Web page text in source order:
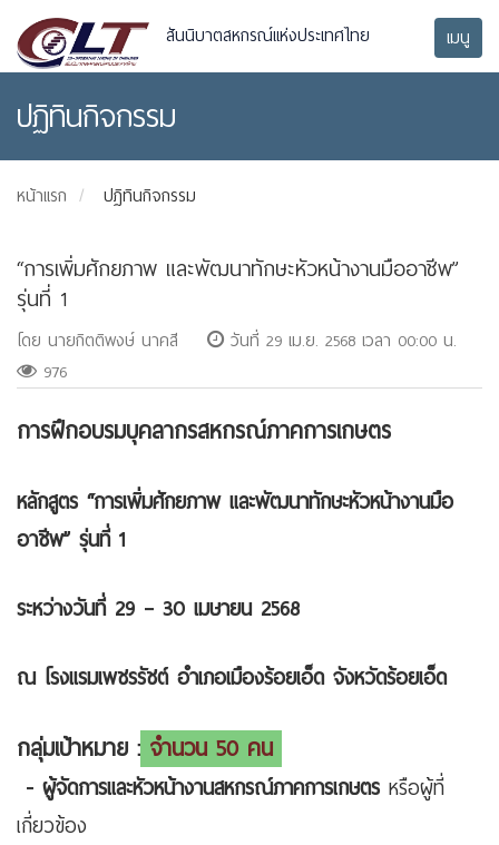
สันนิบาตสหกรณ์แห่งประเทศไทย เมนู
ปฏิทินกิจกรรม
หน้าแรก ปฏิทินกิจกรรม
“การเพิ่มศักยภาพ และพัฒนาทักษะหัวหน้างานมืออาชีพ”
รุ่นที่ 1
โดย นายกิตติพงษ์ นาคสี
วันที่ 29 เม.ย. 2568 เวลา 00:00 น.
976
การฝึกอบรมบุคลากรสหกรณ์ภาคการเกษตร
หลักสูตร “การเพิ่มศักยภาพ และพัฒนาทักษะหัวหน้างานมือ
อาชีพ” รุ่นที่ 1
ระหว่างวันที่ 29 – 30 เมษายน 2568
ณ โรงแรมเพชรรัชต์ อำเภอเมืองร้อยเอ็ด จังหวัดร้อยเอ็ด
กลุ่มเป้าหมาย : จำนวน 50 คน
- ผู้จัดการและหัวหน้างานสหกรณ์ภาคการเกษตร หรือผู้ที่
เกี่ยวข้อง